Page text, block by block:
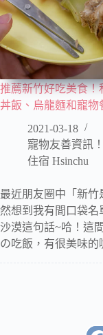
推薦新竹好吃美食！
丼飯、烏龍麵和寵物
2021-03-18
寵物友善資訊
住宿 Hsinchu
最近朋友圈中「新
然想到我有間口袋
沙漠這句話~哈！這
の吃飯，有很美味